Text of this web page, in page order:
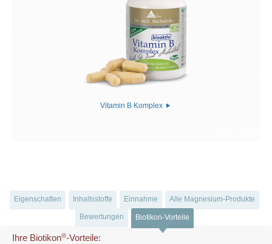
Vitamin B Komplex
Eigenschaften Inhaltsstoffe Einnahme Alle Magnesium-Produkte
Bewertungen Biotikon-Vorteile
Ihre Biotikon®-Vorteile: